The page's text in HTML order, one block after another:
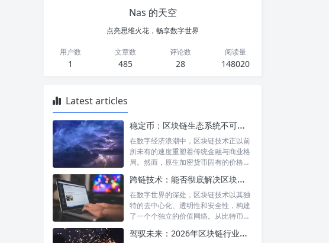
Nas 的天空
点亮思维火花，畅享数字世界
用户数
1
文章数
485
评论数
28
阅读量
148020
Latest articles
稳定币：区块链生态系统不可或缺的基石与核心驱动力
在数字经济浪潮中，区块链技术正以前
所未有的速度重塑着传统金融与商业格
局。然而，原生加密货币固有的价格剧
跨链技术：能否彻底解决区块链间的互通困境？深度解析与未来展望
在数字世界的深处，区块链技术以其独
特的去中心化、透明性和安全性，构建
了一个个独立的价值网络。从比特币的
驾驭未来：2026年区块链行业政策环境、机遇与风险前瞻